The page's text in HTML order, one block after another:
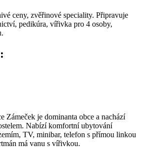
ceny, zvěřinové speciality. Připravuje
pedikúra, vířivka pro 4 osoby,
Zámeček je dominanta obce a nachází
Nabízí komfortní ubytování
TV, minibar, telefon s přímou linkou
má vanu s vířivkou.